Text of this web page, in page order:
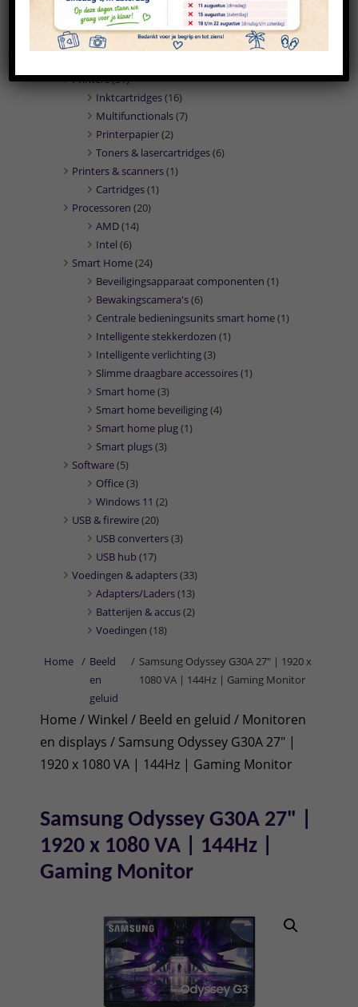
PC/workstation barebones (2)
PC's/workstations
(26)
Presentatie middelen(1)
Printers(31)
Inktcartridges(16)
Multifunctionals(7)
Printerpapier(2)
Toners & lasercartridges(6)
Printers & scanners(1)
Cartridges(1)
Processoren (20)
AMD(14)
Intel (6)
Smart Home(24)
Beveiligingsapparaat componenten (1)
Bewakingscamera's(6)
Centrale bedieningsunits smart home(1)
Intelligente stekkerdozen (1)
Intelligente verlichting(3)
Slimme draagbare accessoires(1)
Smart home(3)
Smart home beveiliging(4)
Smart home plug(1)
Smart plugs(3)
Software(5)
Office(3)
Windows 11 (2)
USB & firewire(20)
USB converters(3)
USB hub (17)
Voedingen & adapters(33)
Adapters/Laders(13)
Batterijen & accus(2)
Voedingen (18)
Home / Beeld
en
geluid
/ Samsung Odyssey G30A 27" | 1920 x
1080 VA | 144Hz | Gaming Monitor
Home /Winkel / Beeld en geluid / Monitoren
en displays / Samsung Odyssey G30A 27" |
1920 x 1080 VA | 144Hz | Gaming Monitor
Samsung Odyssey G30A 27" |
1920 x 1080 VA | 144Hz |
Gaming Monitor